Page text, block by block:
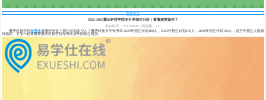
查看全文
2022-2023重庆科技学院专升本招生分析！看看难度如何？
发布时间：2023/08/07 阅读量：311
重庆科技学院专升本有哪些专业？招生计划多少人？重庆科技大学专升本2023年招生计划100人，2022年招生计划100人，2021年招生计划100人，近三年招生人数保
持稳定。下面一起来看看重庆科技学院专升本历年的招生情况。